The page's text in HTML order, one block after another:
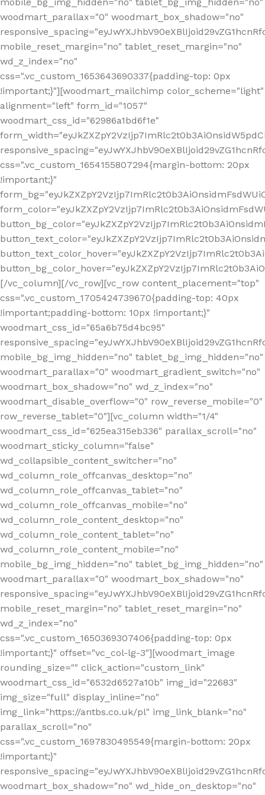
woodmart_parallax="0" woodmart_box_shadow="no"
mobile_reset_margin="no" tablet_reset_margin="no"
wd_z_index="no"
css=".vc_custom_1653643690337{padding-top: 0px
!important;}"][woodmart_mailchimp color_scheme="light"
alignment="left" form_id="1057"
woodmart_css_id="62986a1bd6f1e"
css=".vc_custom_1654155807294{margin-bottom: 20px
!important;}"
[/vc_column][/vc_row][vc_row content_placement="top"
css=".vc_custom_1705424739670{padding-top: 40px
!important;padding-bottom: 10px !important;}"
woodmart_css_id="65a6b75d4bc95"
mobile_bg_img_hidden="no" tablet_bg_img_hidden="no"
woodmart_parallax="0" woodmart_gradient_switch="no"
woodmart_box_shadow="no" wd_z_index="no"
woodmart_disable_overflow="0" row_reverse_mobile="0"
row_reverse_tablet="0"][vc_column width="1/4"
woodmart_css_id="625ea315eb336" parallax_scroll="no"
woodmart_sticky_column="false"
wd_collapsible_content_switcher="no"
wd_column_role_offcanvas_desktop="no"
wd_column_role_offcanvas_tablet="no"
wd_column_role_offcanvas_mobile="no"
wd_column_role_content_desktop="no"
wd_column_role_content_tablet="no"
wd_column_role_content_mobile="no"
mobile_bg_img_hidden="no" tablet_bg_img_hidden="no"
woodmart_parallax="0" woodmart_box_shadow="no"
mobile_reset_margin="no" tablet_reset_margin="no"
wd_z_index="no"
css=".vc_custom_1650369307406{padding-top: 0px
!important;}" offset="vc_col-lg-3"][woodmart_image
rounding_size="" click_action="custom_link"
woodmart_css_id="6532d6527a10b" img_id="22683"
img_size="full" display_inline="no"
img_link="https://antbs.co.uk/pl" img_link_blank="no"
parallax_scroll="no"
css=".vc_custom_1697830495549{margin-bottom: 20px
!important;}"
woodmart_box_shadow="no" wd_hide_on_desktop="no"